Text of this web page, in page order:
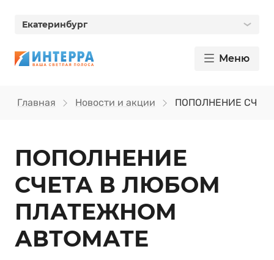
Екатеринбург
Меню
Главная Новости и акции ПОПОЛНЕНИЕ
ПОПОЛНЕНИЕ
СЧЕТА В ЛЮБОМ
ПЛАТЕЖНОМ
АВТОМАТЕ